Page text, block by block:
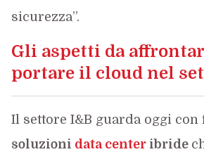
sicurezza”.
Gli aspetti da
portare il cloud nel
Il settore I&B guarda oggi con
soluzioni data centeribride